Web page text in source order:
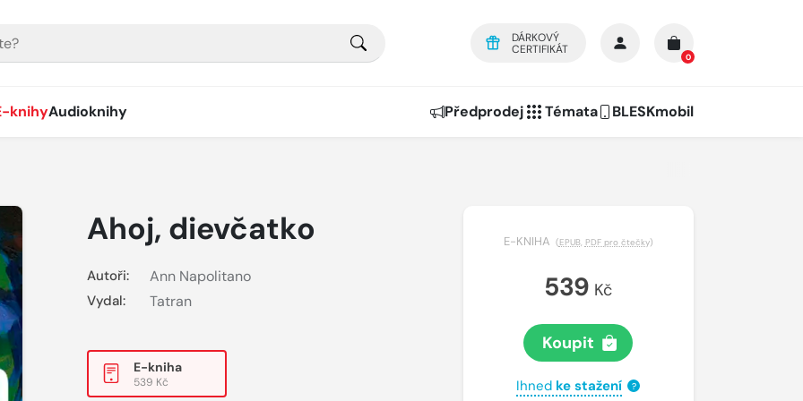
DÁRKOVÝ
CERTIFIKÁT
0
knihyAudioknihy Předprodej Témata BLESKmobil
Ahoj, dievčatko
Autoři: Ann Napolitano
Vydal: Tatran
E-kniha
539 Kč
E-KNIHA (EPUB, PDF pro čtečky)
539 Kč
Koupit
Ihned ke stažení ?